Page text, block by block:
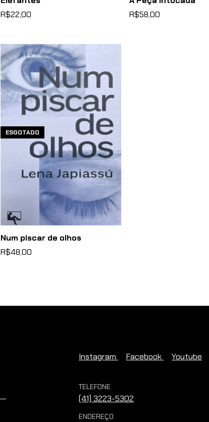
R$22,00
R$58,00
ESGOTADO
Num piscar de olhos
R$48,00
Instagram Facebook Youtube
TELEFONE
(41) 3223-5302
ENDEREÇO